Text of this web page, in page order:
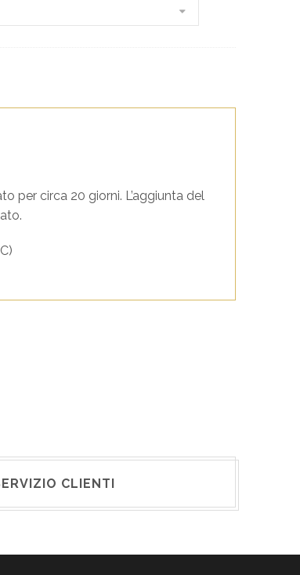
per circa 20 giorni. L’aggiunta del
CLIENTI